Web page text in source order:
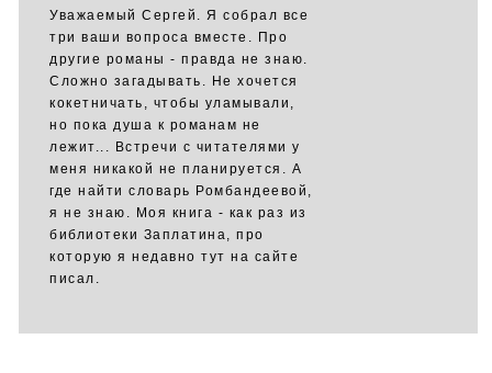
Уважаемый Сергей. Я собрал все
три ваши вопроса вместе. Про
другие романы - правда не знаю.
Сложно загадывать. Не хочется
кокетничать, чтобы уламывали,
но пока душа к романам не
лежит... Встречи с читателями у
меня никакой не планируется. А
где найти словарь Ромбандеевой,
я не знаю. Моя книга - как раз из
библиотеки Заплатина, про
которую я недавно тут на сайте
писал.